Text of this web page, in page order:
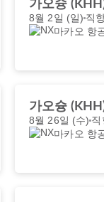
가오슝
8월 2일 (일) 직
마카오 항
가오슝
8월 26일 (수) 직
마카오 항